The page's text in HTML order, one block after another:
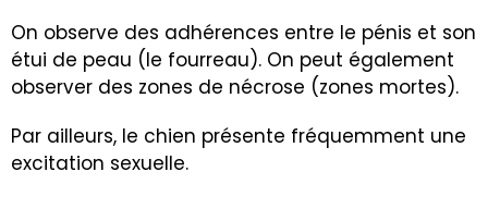
On observe des adhérences entre le pénis et son
étui de peau (le fourreau). On peut également
observer des zones de nécrose (zones mortes).
Par ailleurs, le chien présente fréquemment une
excitation sexuelle.